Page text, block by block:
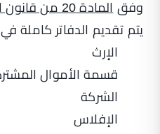
وفق
المادة 20 من قانون التجارة
يتم تقديم الدفاتر كاملة
الإرث
قسمة الأموال
الشركة
الإفلاس